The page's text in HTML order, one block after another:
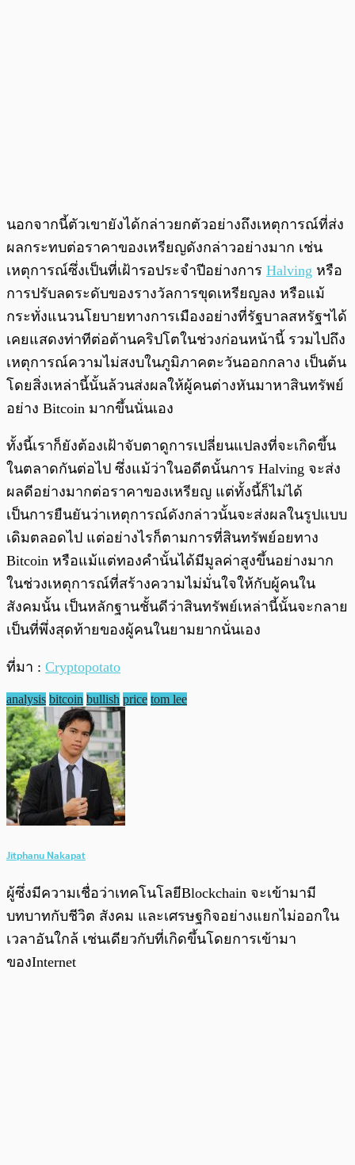
นอกจากนี้ตัวเขายังได้กล่าวยกตัวอย่างถึงเหตุการณ์ที่ส่ง
ผลกระทบต่อราคาของเหรียญดังกล่าวอย่างมาก เช่น
เหตุการณ์ซึ่งเป็นที่เฝ้ารอประจำปีอย่างการ Halving หรือ
การปรับลดระดับของรางวัลการขุดเหรียญลง หรือแม้
กระทั่งแนวนโยบายทางการเมืองอย่างที่รัฐบาลสหรัฐฯได้
เคยแสดงท่าทีต่อต้านคริปโตในช่วงก่อนหน้านี้ รวมไปถึง
เหตุการณ์ความไม่สงบในภูมิภาคตะวันออกกลาง เป็นต้น
โดยสิ่งเหล่านี้นั้นล้วนส่งผลให้ผู้คนต่างหันมาหาสินทรัพย์
อย่าง Bitcoin มากขึ้นนั่นเอง
ทั้งนี้เราก็ยังต้องเฝ้าจับตาดูการเปลี่ยนแปลงที่จะเกิดขึ้น
ในตลาดกันต่อไป ซึ่งแม้ว่าในอดีตนั้นการ Halving จะส่ง
ผลดีอย่างมากต่อราคาของเหรียญ แต่ทั้งนี้ก็ไม่ได้
เป็นการยืนยันว่าเหตุการณ์ดังกล่าวนั้นจะส่งผลในรูปแบบ
เดิมตลอดไป แต่อย่างไรก็ตามการที่สินทรัพย์อยทาง
Bitcoin หรือแม้แต่ทองคำนั้นได้มีมูลค่าสูงขึ้นอย่างมาก
ในช่วงเหตุการณ์ที่สร้างความไม่มั่นใจให้กับผู้คนใน
สังคมนั้น เป็นหลักฐานชั้นดีว่าสินทรัพย์เหล่านี้นั้นจะกลาย
เป็นที่พึ่งสุดท้ายของผู้คนในยามยากนั่นเอง
ที่มา : Cryptopotato
analysis bitcoin bullish price tom lee
Jitphanu Nakapat
ผู้ซึ่งมีความเชื่อว่าเทคโนโลยีBlockchain จะเข้ามามี
บทบาทกับชีวิต สังคม และเศรษฐกิจอย่างแยกไม่ออกใน
เวลาอันใกล้ เช่นเดียวกับที่เกิดขึ้นโดยการเข้ามา
ของInternet